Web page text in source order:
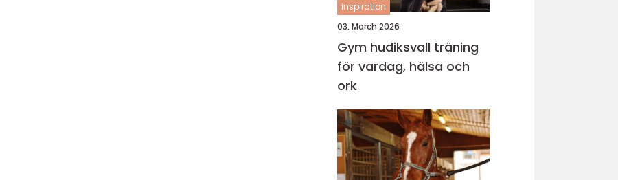
inspiration
03. March 2026
Gym hudiksvall träning
för vardag, hälsa och
ork